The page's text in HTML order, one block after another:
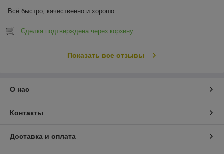
Всё быстро, качественно и хорошо
Сделка подтверждена через корзину
Показать все отзывы
О нас
Контакты
Доставка и оплата